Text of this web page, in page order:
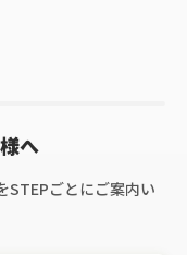
へ
ごとにご案内い